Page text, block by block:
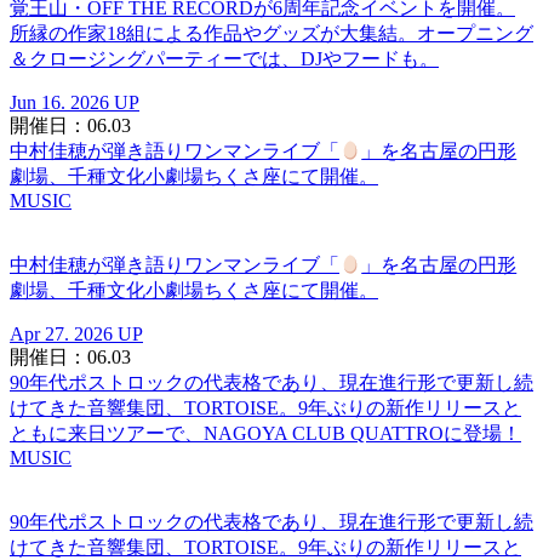
覚王山・OFF THE RECORDが6周年記念イベントを開催。
所縁の作家18組による作品やグッズが大集結。オープニング
＆クロージングパーティーでは、DJやフードも。
Jun 16. 2026 UP
開催日：06.03
中村佳穂が弾き語りワンマンライブ「
」を名古屋の円形
劇場、千種文化小劇場ちくさ座にて開催。
MUSIC
中村佳穂が弾き語りワンマンライブ「
」を名古屋の円形
劇場、千種文化小劇場ちくさ座にて開催。
Apr 27. 2026 UP
開催日：06.03
90年代ポストロックの代表格であり、現在進行形で更新し続
けてきた音響集団、TORTOISE。9年ぶりの新作リリースと
ともに来日ツアーで、NAGOYA CLUB QUATTROに登場！
MUSIC
90年代ポストロックの代表格であり、現在進行形で更新し続
けてきた音響集団、TORTOISE。9年ぶりの新作リリースと